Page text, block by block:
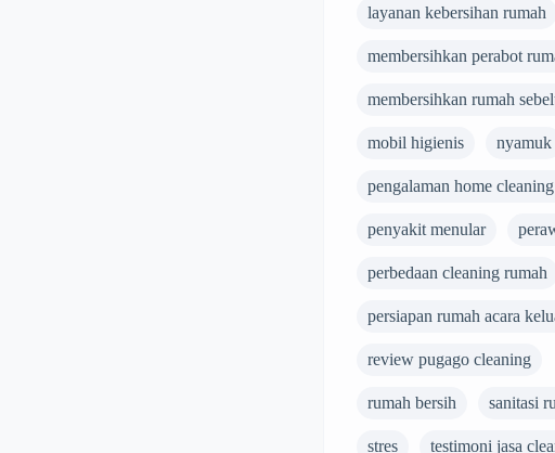
layanan kebersihan rumah
membersihkan perabot
membersihkan rumah
mobil higienis nyamuk
pengalaman home
penyakit menular
perbedaan cleaning rumah
persiapan rumah acara
review pugago cleaning
rumah bersih sanitasi
stres testimoni jasa